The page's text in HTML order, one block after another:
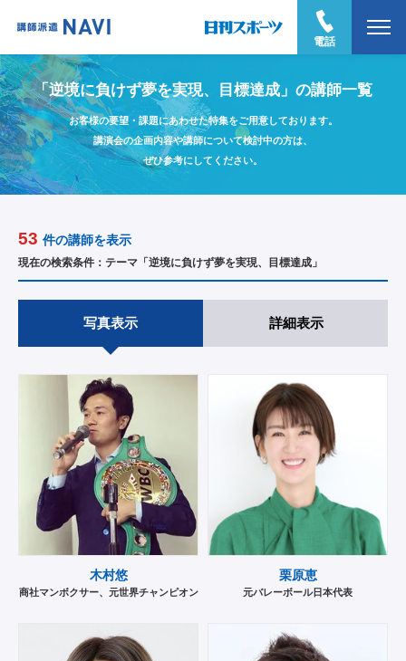
電話
「逆境に負けず夢を実現、目標達成」の講師一覧
お客様の要望・課題にあわせた特集をご用意しております。
講演会の企画内容や講師について検討中の方は、
ぜひ参考にしてください。
53 件の講師を表示
現在の検索条件：テーマ「逆境に負けず夢を実現、目標達成」
写真表示 詳細表示
木村悠
商社マンボクサー、元世界チャンピオン
栗原恵
元バレーボール日本代表